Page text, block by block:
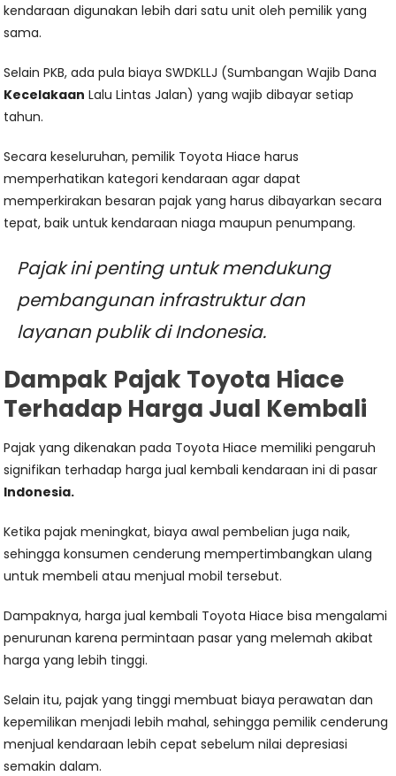
kendaraan digunakan lebih dari satu unit oleh pemilik yang
sama.
Selain PKB, ada pula biaya SWDKLLJ (Sumbangan Wajib Dana
Kecelakaan Lalu Lintas Jalan) yang wajib dibayar setiap
tahun.
Secara keseluruhan, pemilik Toyota Hiace harus
memperhatikan kategori kendaraan agar dapat
memperkirakan besaran pajak yang harus dibayarkan secara
tepat, baik untuk kendaraan niaga maupun penumpang.
Pajak ini penting untuk mendukung
pembangunan infrastruktur dan
layanan publik di Indonesia.
Dampak Pajak Toyota Hiace
Terhadap Harga Jual Kembali
Pajak yang dikenakan pada Toyota Hiace memiliki pengaruh
signifikan terhadap harga jual kembali kendaraan ini di pasar
Indonesia.
Ketika pajak meningkat, biaya awal pembelian juga naik,
sehingga konsumen cenderung mempertimbangkan ulang
untuk membeli atau menjual mobil tersebut.
Dampaknya, harga jual kembali Toyota Hiace bisa mengalami
penurunan karena permintaan pasar yang melemah akibat
harga yang lebih tinggi.
Selain itu, pajak yang tinggi membuat biaya perawatan dan
kepemilikan menjadi lebih mahal, sehingga pemilik cenderung
menjual kendaraan lebih cepat sebelum nilai depresiasi
semakin dalam.